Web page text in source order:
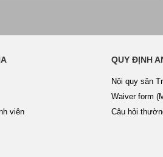
viên
QUY ĐỊNH
Nội quy sân
Waiver form
Câu hỏi